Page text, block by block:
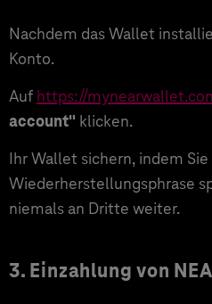
Nachdem das Wallet
Konto.
Auf https://
account" klicken.
Ihr Wallet sichern, indem Sie
Wiederherstellungsphrase
niemals an Dritte weiter.
3. Einzahlung von